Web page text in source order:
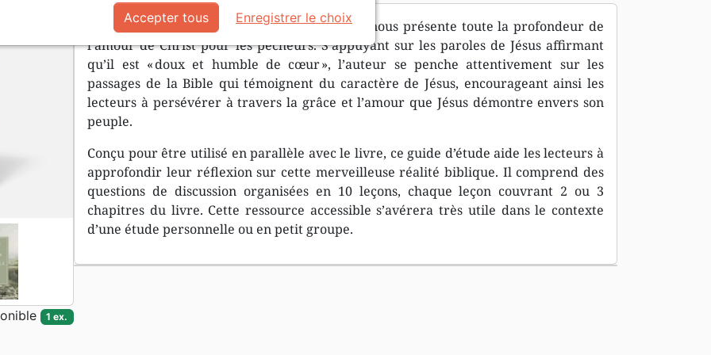
Dans Doux et humble de cœur, Dane Ortlund nous présente toute la profondeur de
l’amour de Christ pour les pécheurs. S’appuyant sur les paroles de Jésus affirmant
qu’il est « doux et humble de cœur », l’auteur se penche attentivement sur les
passages de la Bible qui témoignent du caractère de Jésus, encourageant ainsi les
lecteurs à persévérer à travers la grâce et l’amour que Jésus démontre envers son
peuple.
Conçu pour être utilisé en parallèle avec le livre, ce guide d’étude aide les lecteurs à
approfondir leur réflexion sur cette merveilleuse réalité biblique. Il comprend des
questions de discussion organisées en 10 leçons, chaque leçon couvrant 2 ou 3
chapitres du livre. Cette ressource accessible s’avérera très utile dans le contexte
d’une étude personnelle ou en petit groupe.
1 ex.
Accepter tous Enregistrer le choix